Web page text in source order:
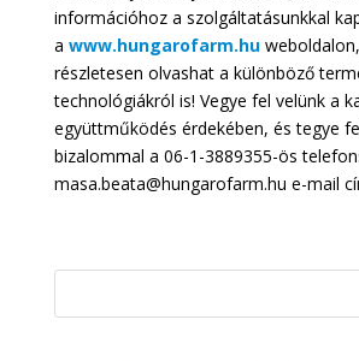
információhoz a szolgáltatásunkkal
a www.hungarofarm.hu
részletesen olvashat a különböző
technológiákról is! Vegye fel velünk a
együttműködés érdekében, és tegye
bizalommal a 06-1-3889355-ös
masa.beata@hungarofarm.hu e-mail